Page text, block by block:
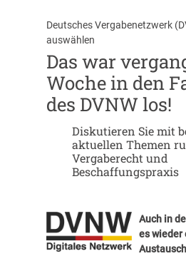
Deutsches Vergabenetzwerk
auswählen
Das war
Woche in den
des DVNW los!
Diskutieren Sie mit
aktuellen Themen
Vergaberecht und
Beschaffungspraxis
Auch in
es wieder